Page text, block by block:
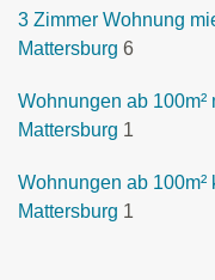
3 Zimmer Wohnung
Mattersburg 6
Wohnungen ab
Mattersburg 1
Wohnungen ab
Mattersburg 1